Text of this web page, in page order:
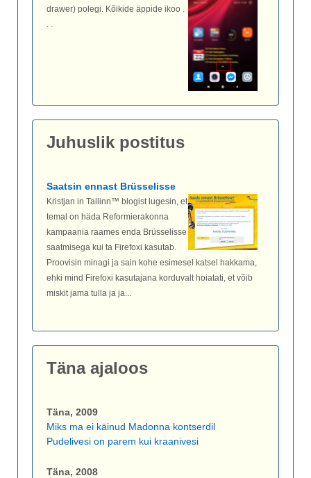
drawer) polegi. Kõikide äppide ikoo .
. .
Juhuslik postitus
Saatsin ennast Brüsselisse
Kristjan in Tallinn™ blogist lugesin, et
temal on häda Reformierakonna
kampaania raames enda Brüsselisse
saatmisega kui ta Firefoxi kasutab.
Proovisin minagi ja sain kohe esimesel katsel hakkama,
ehki mind Firefoxi kasutajana korduvalt hoiatati, et võib
miskit jama tulla ja ja...
Täna ajaloos
Täna, 2009
Miks ma ei käinud Madonna kontserdil
Pudelivesi on parem kui kraanivesi
Täna, 2008